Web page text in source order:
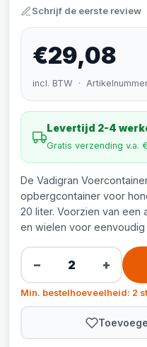
Schrijf de eerste review
€29,08
incl. BTW ·
Levertijd 2-4
Gratis verzending v.a.
De Vadigran
opbergcontainer voor
20 liter. Voorzien van
en wielen voor eenvoudig
− +
Min. bestelhoeveelheid: 2